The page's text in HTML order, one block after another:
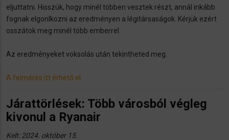
eljuttatni. Hisszük, hogy minél többen vesztek részt, annál inkább
fognak elgonlkozni az eredményen a légitársaságok. Kérjük ezért
osszátok meg minél több emberrel.
Az eredményeket voksolás után tekintheted meg.
A felmérés itt érhető el.
Járattörlések: Több városból végleg
kivonul a Ryanair
Kelt: 2024. október 15.